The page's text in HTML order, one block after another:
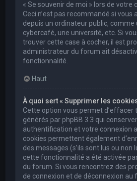
« Se souvenir de moi » lors de votre
Ceci n’est pas recommandé si vous
depuis un ordinateur public, comme
cybercafé, une université, etc. Si
trouver cette case à cocher, il est
administrateur du forum ait
fonctionnalité.
Haut
À quoi sert « Supprimer les
Cette option vous permet d’effacer
générés par phpBB 3.3 qui
authentification et votre connexion
cookies permettent également
des messages (s’ils sont lus ou non
cette fonctionnalité a été activée
du forum. Si vous rencontrez des
de connexion et de déconnexion au